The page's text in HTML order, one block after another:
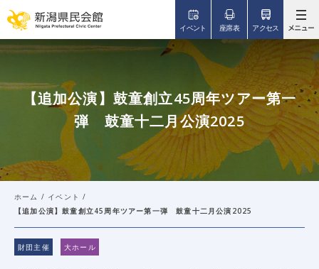
イベント 座席表 アクセス
【追加公演】鼓童創立45周年ツアー第一
弾 鼓童十二月公演2025
ホーム / イベント /
【追加公演】鼓童創立45周年ツアー第一弾 鼓童十二月公演2025
財団主催 大ホール